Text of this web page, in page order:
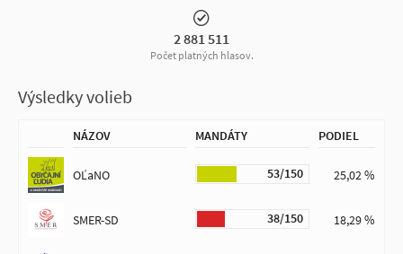
2 881 511
Počet platných hlasov.
Výsledky volieb
NÁZOV MANDÁTY PODIEL
OĽaNO 53/150 25,02 %
SMER-SD 38/150 18,29 %